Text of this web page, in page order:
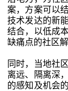
案，方案可以
技术发达的新
结合，以低成
缺痛点的社区解
同时，当地社
离远、隔离深
的感知及机会